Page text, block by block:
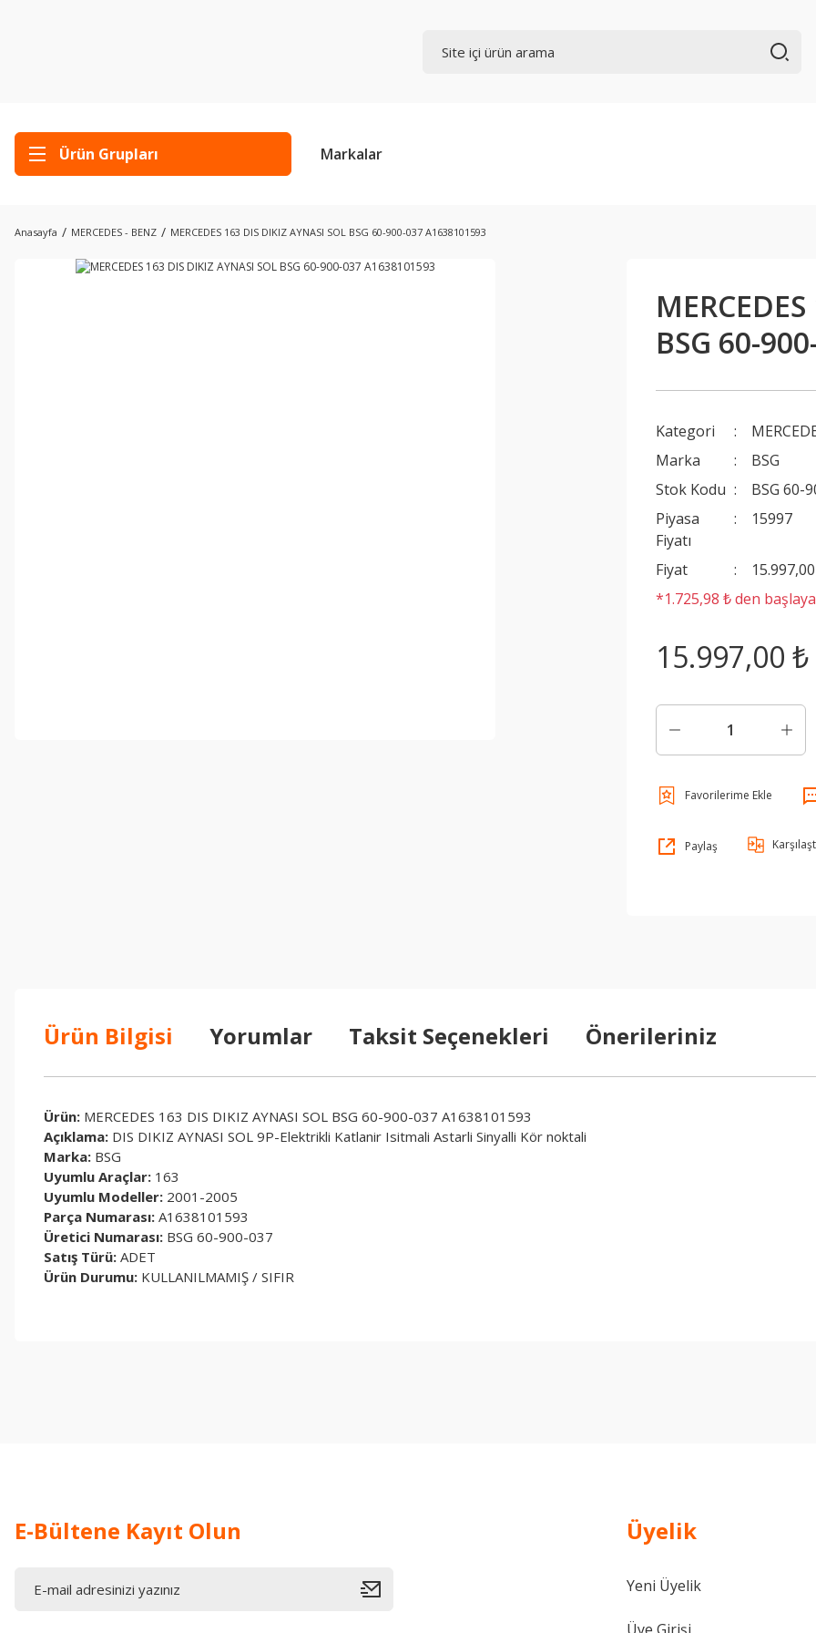
Ürün Grupları Markalar
Anasayfa MERCEDES - BENZ MERCEDES 163 DIS DIKIZ AYNASI SOL BSG 60-900-037 A1638101593
BSG 60-
Kategori
Marka
BSG
Stok Kodu
BSG 60-
Piyasa
Fiyatı
15997
Fiyat
*1.725,98 ₺ den
15.997,00 ₺
Paylaş
Ürün Bilgisi Yorumlar Taksit Seçenekleri Önerileriniz
Ürün: MERCEDES 163 DIS DIKIZ AYNASI SOL BSG 60-900-037 A1638101593
Açıklama: DIS DIKIZ AYNASI SOL 9P-Elektrikli Katlanir Isitmali Astarli Sinyalli Kör noktali
Marka: BSG
Uyumlu Araçlar: 163
Uyumlu Modeller: 2001-2005
Parça Numarası: A1638101593
Üretici Numarası: BSG 60-900-037
Satış Türü: ADET
Ürün Durumu: KULLANILMAMIŞ / SIFIR
E-Bültene Kayıt Olun Üyelik
Yeni Üyelik